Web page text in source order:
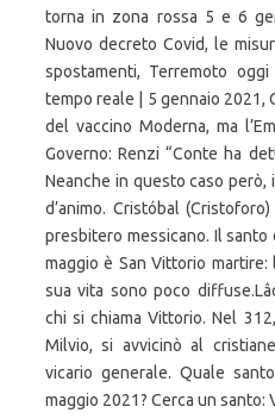
torna in zona rossa 5 e 6
Nuovo decreto Covid, le
spostamenti, Terremoto
tempo reale | 5 gennaio 2021,
del vaccino Moderna, ma
Governo: Renzi “Conte ha
Neanche in questo caso
d’animo. Cristóbal
presbitero messicano. Il
maggio è San Vittorio
sua vita sono poco
chi si chiama Vittorio. Nel
Milvio, si avvicinò al
vicario generale. Quale
maggio 2021? Cerca un santo: